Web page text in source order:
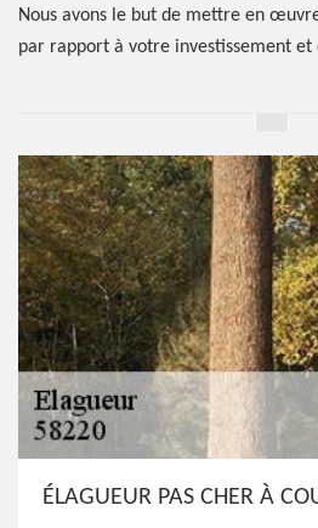
Nous avons le but de mettre en
par rapport à votre investissement et
ÉLAGUEUR PAS CHER À